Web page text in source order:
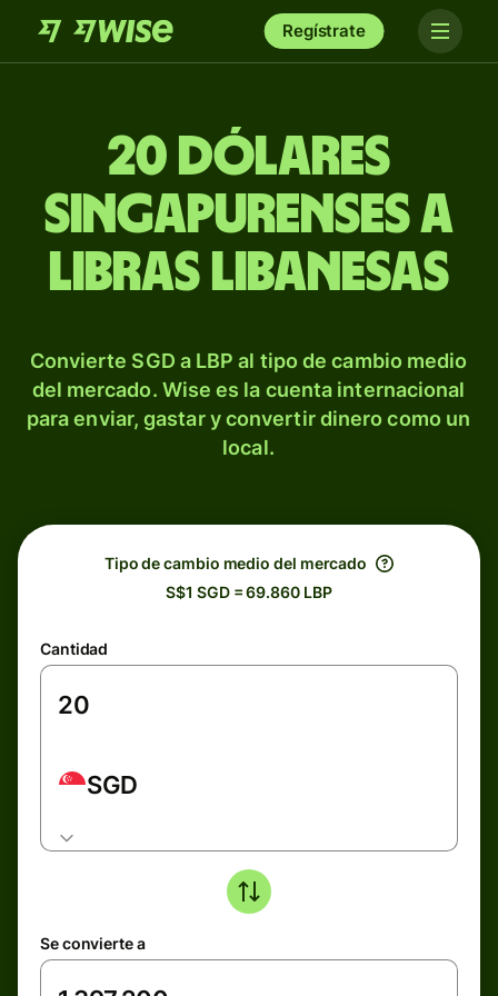
Regístrate
20 dólares
singapurenses a
libras libanesas
Convierte SGD a LBP al tipo de cambio medio
del mercado. Wise es la cuenta internacional
para enviar, gastar y convertir dinero como un
local.
Tipo de cambio medio del mercado
S$1 SGD = 69.860 LBP
Cantidad
SGD
Se convierte a